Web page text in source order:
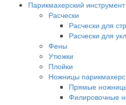
Парикмахерский инструмент
Расчески
Расчески для
Расчески для
Фены
Утюжки
Плойки
Ножницы
Прямые
Филировочные